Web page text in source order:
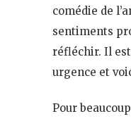
comédie de
sentiments
réfléchir. Il
urgence et
Pour